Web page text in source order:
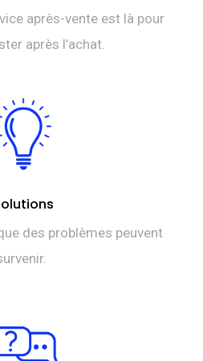
après-vente est là pour
après l’achat.
des problèmes peuvent